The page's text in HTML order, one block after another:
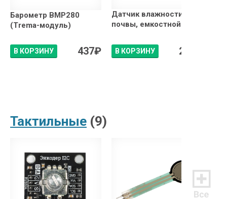
Барометр BMP280
(Trema-модуль)
В КОРЗИНУ 437₽
Датчик влажности
почвы, емкостной
В КОРЗИНУ 292
Тактильные (9)